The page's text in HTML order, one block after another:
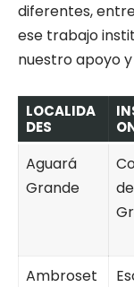
diferentes,
ese trabajo
nuestro apoyo
LOCALIDA
DES
Aguará
Grande
Ambroset